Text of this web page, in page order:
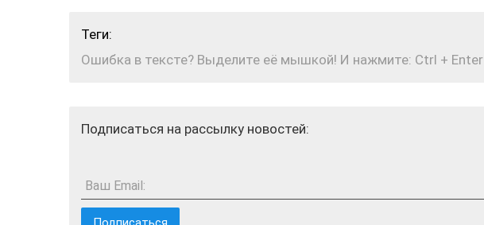
Теги:
Ошибка в тексте? Выделите её мышкой! И нажмите: Ctrl + Enter
Подписаться на рассылку новостей:
Ваш Email: